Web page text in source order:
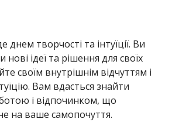
днем творчості та інтуїції. Ви
ідеї та рішення для своїх
своїм внутрішнім відчуттям і
Вам вдасться знайти
і відпочинком, що
на ваше самопочуття.